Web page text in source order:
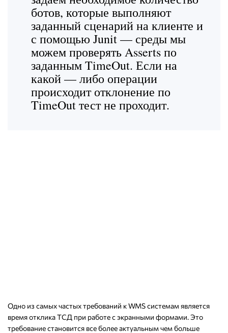
ботов, которые выполняют
заданный сценарий на клиенте и
с помощью Junit — среды мы
можем проверять Asserts по
заданным TimeOut. Если на
какой — либо операции
происходит отклонение по
TimeOut тест не проходит.
Одно из самых частых требований к WMS системам является
время отклика ТСД при работе с экранными формами. Это
требование становится все более актуальным чем больше